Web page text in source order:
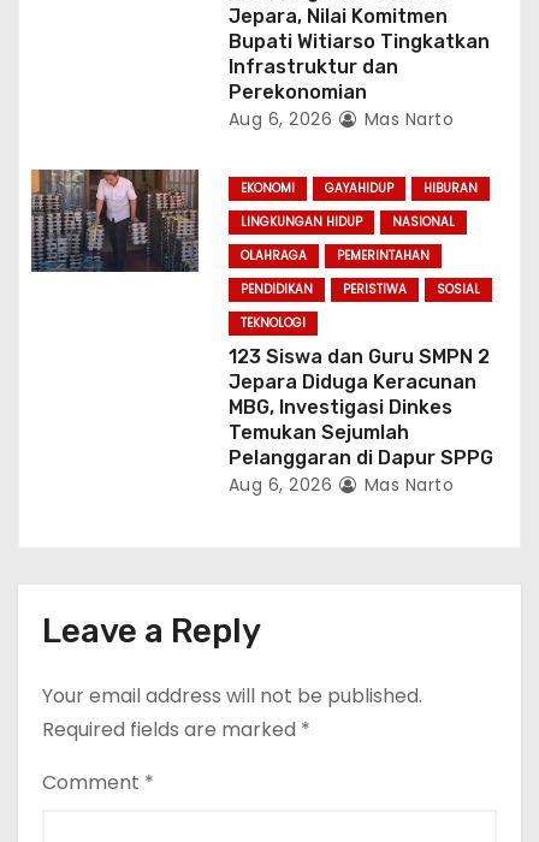
Jepara, Nilai Komitmen
Bupati Witiarso Tingkatkan
Infrastruktur dan
Perekonomian
Aug 6, 2026 Mas Narto
EKONOMI GAYAHIDUP
HIBURAN
LINGKUNGAN HIDUP
NASIONAL
OLAHRAGA
PEMERINTAHAN
PENDIDIKAN
PERISTIWA
SOSIAL
TEKNOLOGI
123 Siswa dan Guru SMPN 2
Jepara Diduga Keracunan
MBG, Investigasi Dinkes
Temukan Sejumlah
Pelanggaran di Dapur SPPG
Aug 6, 2026 Mas Narto
Leave a Reply
Your email address will not be published.
Required fields are marked *
Comment *